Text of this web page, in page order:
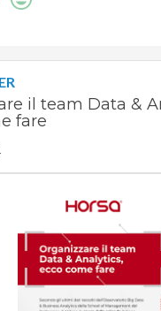
il team Data &
fare